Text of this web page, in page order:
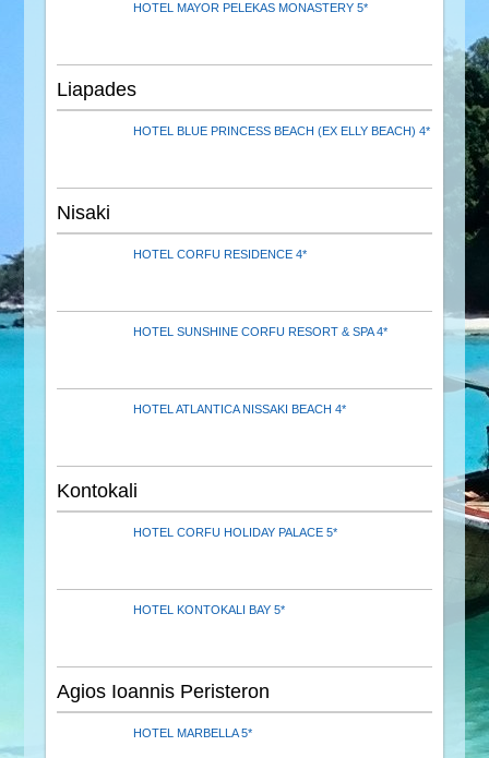
HOTEL MAYOR PELEKAS MONASTERY 5*
Liapades
HOTEL BLUE PRINCESS BEACH (EX ELLY BEACH) 4*
Nisaki
HOTEL CORFU RESIDENCE 4*
HOTEL SUNSHINE CORFU RESORT & SPA 4*
HOTEL ATLANTICA NISSAKI BEACH 4*
Kontokali
HOTEL CORFU HOLIDAY PALACE 5*
HOTEL KONTOKALI BAY 5*
Agios Ioannis Peristeron
HOTEL MARBELLA 5*